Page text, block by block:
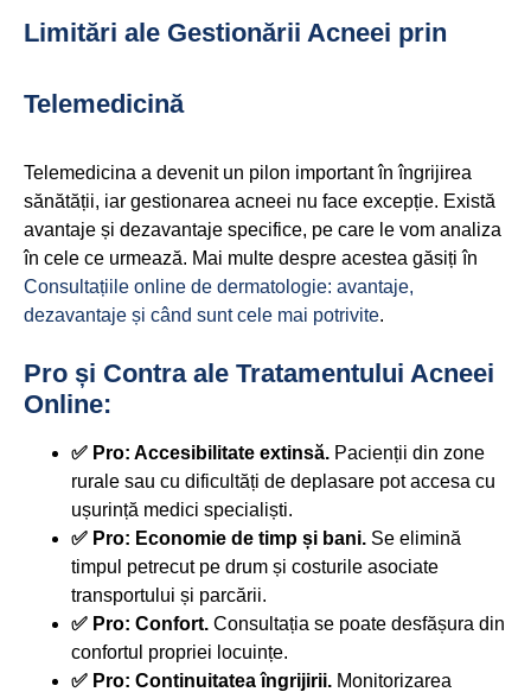
Limitări ale Gestionării Acneei prin
Telemedicină
Telemedicina a devenit un pilon important în îngrijirea
sănătății, iar gestionarea acneei nu face excepție. Există
avantaje și dezavantaje specifice, pe care le vom analiza
în cele ce urmează. Mai multe despre acestea găsiți în
Consultațiile online de dermatologie: avantaje,
dezavantaje și când sunt cele mai potrivite.
Pro și Contra ale Tratamentului Acneei
Online:
✅ Pro: Accesibilitate extinsă. Pacienții din zone
rurale sau cu dificultăți de deplasare pot accesa cu
ușurință medici specialiști.
✅ Pro: Economie de timp și bani. Se elimină
timpul petrecut pe drum și costurile asociate
transportului și parcării.
✅ Pro: Confort. Consultația se poate desfășura din
confortul propriei locuințe.
✅ Pro: Continuitatea îngrijirii. Monitorizarea